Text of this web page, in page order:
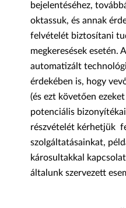
bejelentéséhez,
oktassuk, és annak
felvételét biztosítani
megkeresések esetén.
automatizált
érdekében is, hogy
(és ezt követően
potenciális
részvételét kérhetjük
szolgáltatásainkat,
károsultakkal
általunk szervezett